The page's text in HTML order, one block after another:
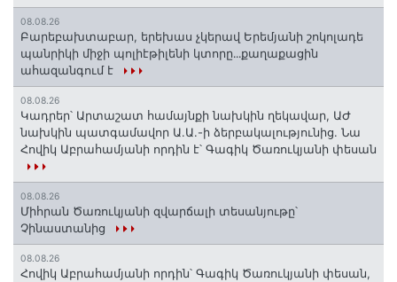
08.08.26
Բարեբախտաբար, երեխաս չկերավ Երեմյանի շոկոլադե
պանրիկի միջի պոլիէթիլենի կտորը․․․քաղաքացին
ահազանգում է
08.08.26
Կադրեր՝ Արտաշատ համայնքի նախկին ղեկավար, ԱԺ
նախկին պատգամավոր Ա.Ա.-ի ձերբակալությունից. Նա
Հովիկ Աբրահամյանի որդին է՝ Գագիկ Ծառուկյանի փեսան
08.08.26
Միհրան Ծառուկյանի զվարճալի տեսանյութը՝
Չինաստանից
08.08.26
Հովիկ Աբրահամյանի որդին՝ Գագիկ Ծառուկյանի փեսան,